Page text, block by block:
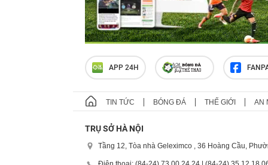
APP 24H
TIN TỨC BÓNG ĐÁ THẾ GIỚI AN
TRỤ SỞ HÀ NỘI
Tầng 12, Tòa nhà Geleximco , 36 Hoàng Cầu,